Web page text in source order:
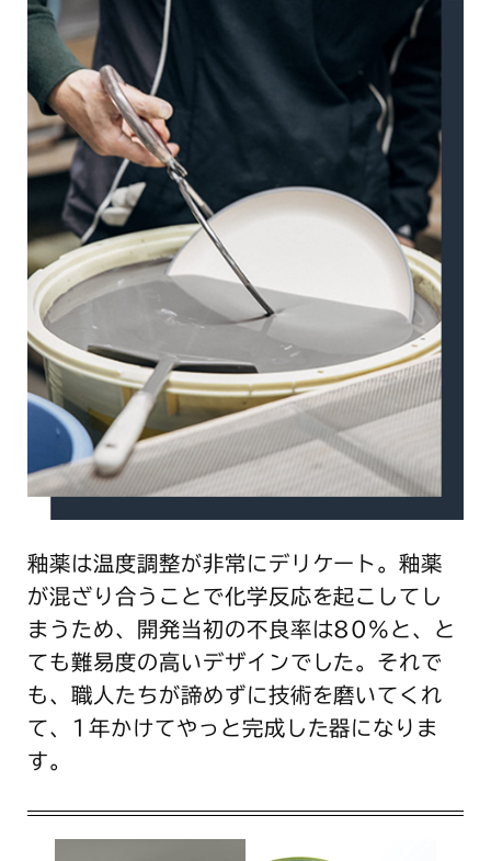
釉薬は温度調整が非常にデリケート。釉薬
が混ざり合うことで化学反応を起こしてし
まうため、開発当初の不良率は80%と、と
ても難易度の高いデザインでした。それで
も、職人たちが諦めずに技術を磨いてくれ
て、1年かけてやっと完成した器になりま
す。